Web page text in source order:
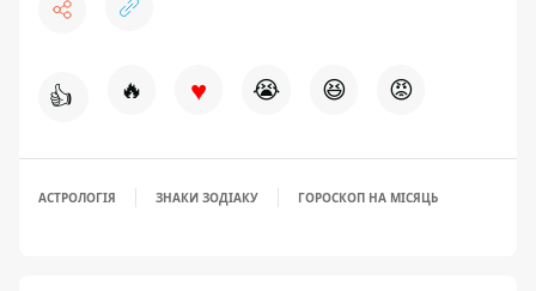
👍 🔥 ♥ 😭 😆 😡
АСТРОЛОГІЯ ЗНАКИ ЗОДІАКУ ГОРОСКОП НА МІСЯЦЬ